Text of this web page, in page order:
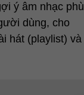
ý âm nhạc phù
dùng, cho
hát (playlist) và